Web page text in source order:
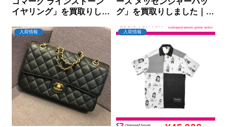
イヤリング」を買取りしま
グ」を買取りしました｜ダ
入荷情報 入荷情報